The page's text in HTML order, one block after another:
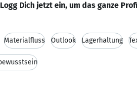
Logg Dich jetzt ein, um das ganze
Materialfluss Outlook Lagerhaltung